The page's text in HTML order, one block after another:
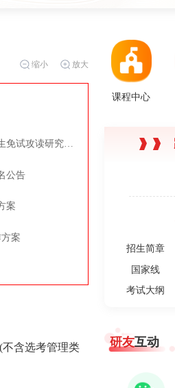
放大
缩小
扬州大学关于做好2025年接收优秀应届本科毕业生免试攻读研究生工作的通知
公告
案
案
含选考管理类
课程中心
招生简章
国家线
考试大纲
研友互动